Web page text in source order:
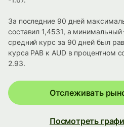
За последние 90 дней
составил 1,4531, а
средний курс за 90 дней был
курса PAB к AUD в процентном
2.93.
Отслеживать
Посмотреть